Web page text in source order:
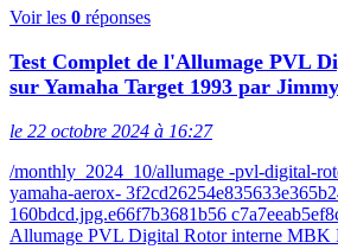
Voir les 0 réponses
Test Complet de l'Allumage PVL
sur Yamaha Target 1993 par Jimmy
le 22 octobre 2024 à 16:27
/monthly_2024_10/allumage -pvl-digital-
yamaha-aerox-
160bdcd.jpg.e66f7b3681b56
Allumage PVL Digital Rotor interne MBK